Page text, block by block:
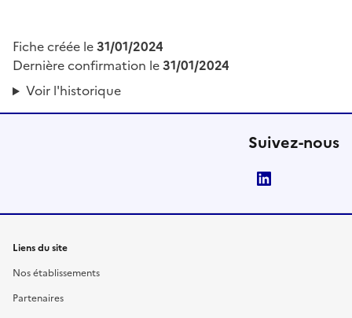
Fiche créée le31/01/2024
Dernière confirmation le31/01/2024
Voir l'historique
Suivez-nous
Liens du site
Nos établissements
Partenaires